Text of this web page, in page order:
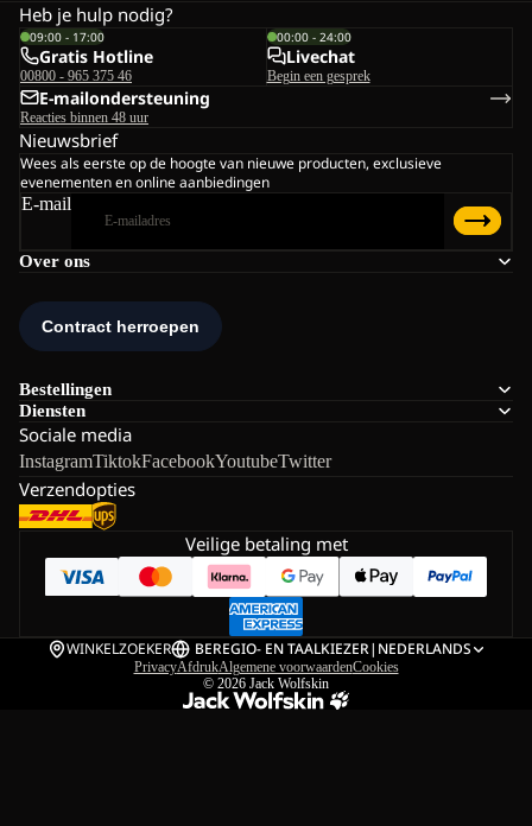
Over ons
Bestellingen
Diensten
Sociale media
InstagramTiktokFacebookYoutubeTwitter
Verzendopties
Heb je hulp nodig?
09:00 - 17:00
Gratis Hotline
00800 - 965 375 46
00:00 - 24:00
Livechat
Begin een gesprek
E-mailondersteuning
Reacties binnen 48 uur
Nieuwsbrief
Wees als eerste op de hoogte van nieuwe producten, exclusieve
evenementen en online aanbiedingen
E-mail
Veilige betaling met
WINKELZOEKER BEREGIO- EN TAALKIEZER| NEDERLANDS
PrivacyAfdrukAlgemene voorwaardenCookies
© 2026 Jack Wolfskin